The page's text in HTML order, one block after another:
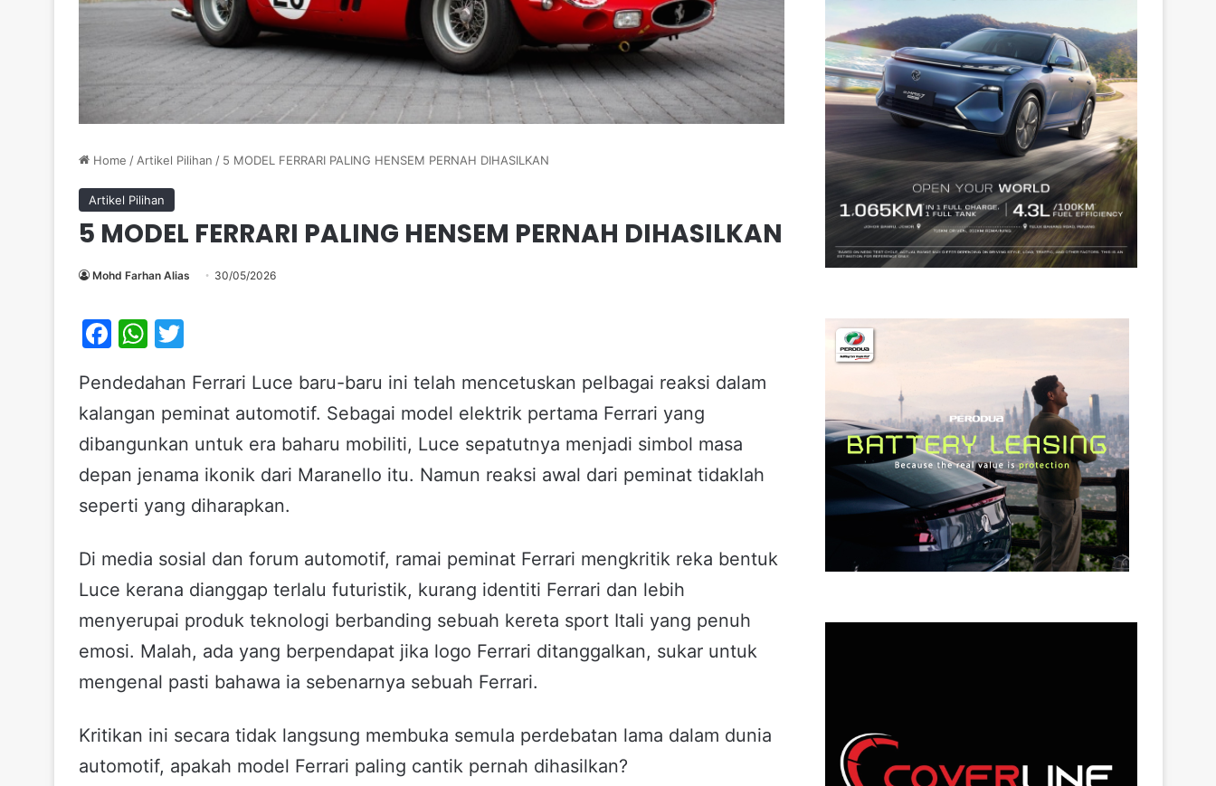
Home / Artikel Pilihan / 5 MODEL FERRARI PALING HENSEM PERNAH DIHASILKAN
Artikel Pilihan
5 MODEL FERRARI PALING HENSEM PERNAH DIHASILKAN
Mohd Farhan Alias 30/05/2026
F
c
e
b
o
o
W
at
s
A
p
p
itt
er
Pendedahan Ferrari Luce baru-baru ini telah mencetuskan pelbagai reaksi dalam
kalangan peminat automotif. Sebagai model elektrik pertama Ferrari yang
dibangunkan untuk era baharu mobiliti, Luce sepatutnya menjadi simbol masa
depan jenama ikonik dari Maranello itu. Namun reaksi awal dari peminat tidaklah
seperti yang diharapkan.
Di media sosial dan forum automotif, ramai peminat Ferrari mengkritik reka bentuk
Luce kerana dianggap terlalu futuristik, kurang identiti Ferrari dan lebih
menyerupai produk teknologi berbanding sebuah kereta sport Itali yang penuh
emosi. Malah, ada yang berpendapat jika logo Ferrari ditanggalkan, sukar untuk
mengenal pasti bahawa ia sebenarnya sebuah Ferrari.
Kritikan ini secara tidak langsung membuka semula perdebatan lama dalam dunia
automotif, apakah model Ferrari paling cantik pernah dihasilkan?